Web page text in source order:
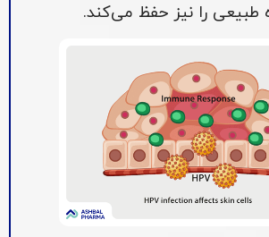
را نیز حفظ می‌کند.